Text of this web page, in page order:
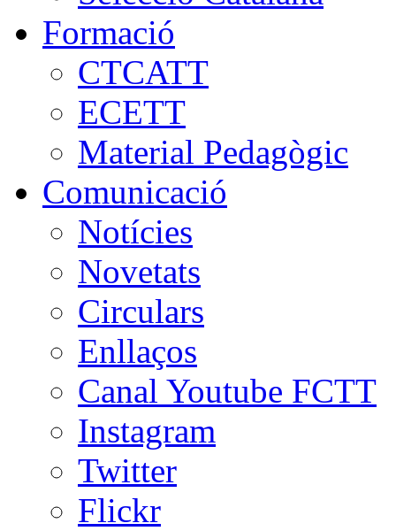
Formació
CTCATT
ECETT
Material Pedagògic
Comunicació
Notícies
Novetats
Circulars
Enllaços
Canal Youtube FCTT
Instagram
Twitter
Flickr